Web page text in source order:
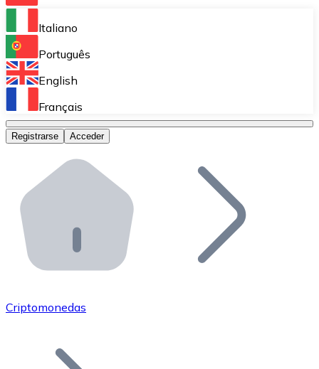
Bitnovo Ramp
Integra nuestra solución en tu plataforma.
Bitnovo Giftcards
Bitnovo OTC
Bitnovo ATM
Integra un ATM Bitnovo en tu negocio y permite que
Bitnovo API
Integra nuestra API en tu ecosistema.
Únete a nuestra red de distribuidores.
Añade tu proyecto a nuestro ecosistema.
Italiano
Português
English
Français
Registrarse Acceder
Criptomonedas